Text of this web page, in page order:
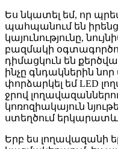
Ես նկատել եմ, որ
պահպանում են իրենց
կայունությունը,
բազմակի
դիմացկուն են
ինչը գնդակներին
փորձարկել եմ LED
ջրով
կոռոզիակայուն
ստեղծում երկարատև
Երբ ես լողավազանի